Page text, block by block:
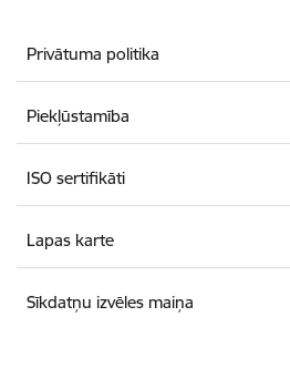
Privātuma politika
Piekļūstamība
ISO sertifikāti
Lapas karte
Sīkdatņu izvēles maiņa